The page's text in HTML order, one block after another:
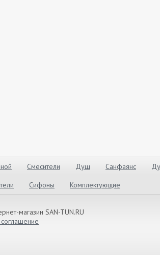
Смесители Душ Санфаянс
Сифоны Комплектующие
магазин SAN-TUN.RU